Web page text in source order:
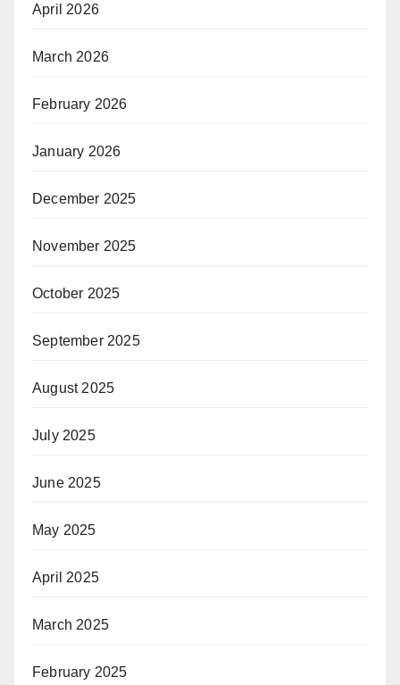
April 2026
March 2026
February 2026
January 2026
December 2025
November 2025
October 2025
September 2025
August 2025
July 2025
June 2025
May 2025
April 2025
March 2025
February 2025